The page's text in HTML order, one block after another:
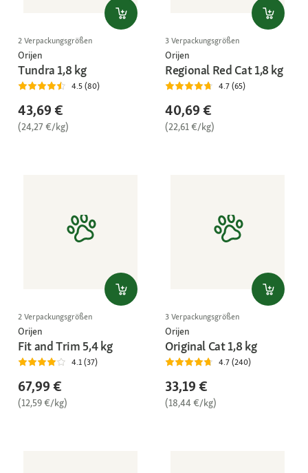
2 Verpackungsgrößen
Orijen
Tundra 1,8 kg
4.5 (80)
43,69 €
(24,27 €/kg)
3 Verpackungsgrößen
Orijen
Regional Red Cat 1,8 kg
4.7 (65)
40,69 €
(22,61 €/kg)
2 Verpackungsgrößen
Orijen
Fit and Trim 5,4 kg
4.1 (37)
67,99 €
(12,59 €/kg)
3 Verpackungsgrößen
Orijen
Original Cat 1,8 kg
4.7 (240)
33,19 €
(18,44 €/kg)